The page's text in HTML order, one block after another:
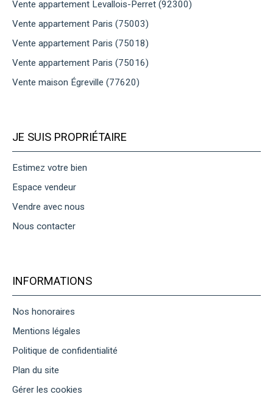
Vente appartement Levallois-Perret (92300)
Vente appartement Paris (75003)
Vente appartement Paris (75018)
Vente appartement Paris (75016)
Vente maison Égreville (77620)
JE SUIS PROPRIÉTAIRE
Estimez votre bien
Espace vendeur
Vendre avec nous
Nous contacter
INFORMATIONS
Nos honoraires
Mentions légales
Politique de confidentialité
Plan du site
Gérer les cookies